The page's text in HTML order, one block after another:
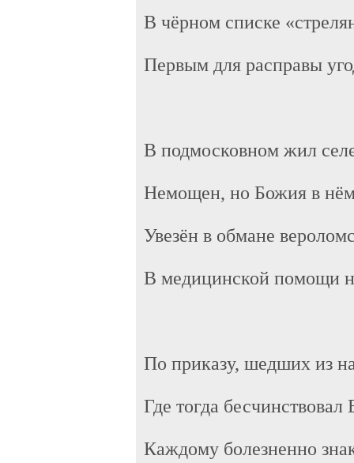
В чёрном списке
Первым для расправы
В подмосковном жил
Немощен, но Божия в нём
Увезён в обмане
В медицинской помощи
По приказу, шедших из
Где тогда бесчинствовал
Каждому болезненно